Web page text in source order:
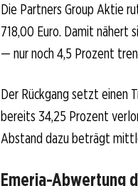
Die Partners Group Aktie
718,00 Euro. Damit nähert
— nur noch 4,5 Prozent
Der Rückgang setzt einen
bereits 34,25 Prozent
Abstand dazu beträgt
Emeria-Abwertung